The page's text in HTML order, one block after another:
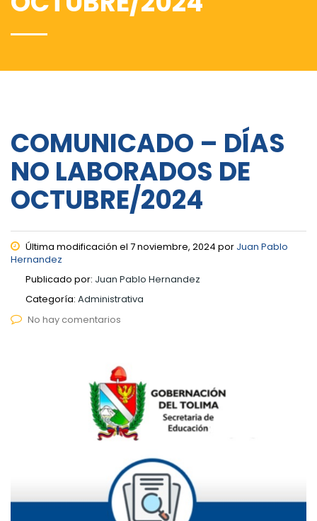
COMUNICADO – DÍAS
NO LABORADOS DE
OCTUBRE/2024
Última modificación el 7 noviembre, 2024 por Juan Pablo
Hernandez
Publicado por: Juan Pablo Hernandez
Categoría: Administrativa
No hay comentarios